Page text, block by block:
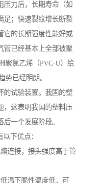
压力后，长期寿命（如
足；快速裂纹增长断裂
它的长期强度性能好或
管已经基本上全部被聚
聚氯乙烯（PVC-U）给
势已经明朗。
的试验装置。我国的塑
，这表明我国的塑料压
一个发展阶段。
下优点：
连接，接头强度高于管
温下脆性温度低，可